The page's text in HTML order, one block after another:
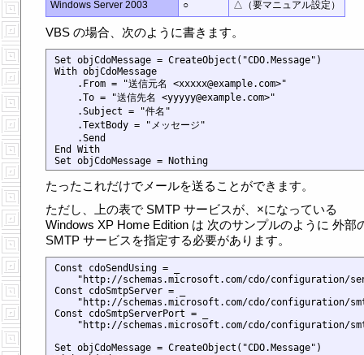
Windows Server 2003 ○ △（要マニュアル設定）
VBS の場合、次のように書きます。
Set objCdoMessage = CreateObject("CDO.Message")
With objCdoMessage
    .From = "送信元名 <xxxxx@example.com>"
    .To = "送信先名 <yyyyy@example.com>"
    .Subject = "件名"
    .TextBody = "メッセージ"
    .Send
End With
たったこれだけでメールを送ることができます。
ただし、上の表で SMTP サービスが、×になっている
Windows XP Home Edition は 次のサンプルのように 外部
SMTP サービスを指定する必要があります。
Const cdoSendUsing = _
"http://schemas.microsoft.com/cdo/configuration/
Const cdoSmtpServer = _
"http://schemas.microsoft.com/cdo/configuration/
Const cdoSmtpServerPort = _
"http://schemas.microsoft.com/cdo/configuration/
Set objCdoMessage = CreateObject("CDO.Message")